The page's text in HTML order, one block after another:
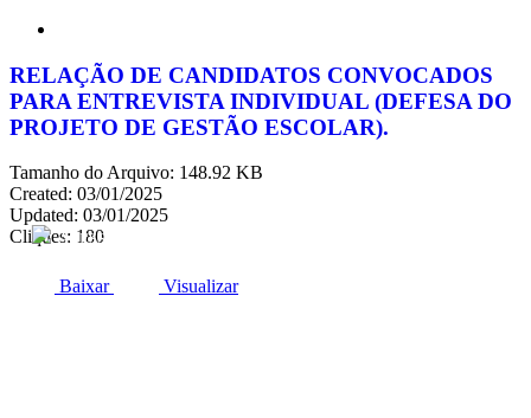
ACESSO À INFORMAÇÃO
RELAÇÃO DE CANDIDATOS CONVOCADOS
PARA ENTREVISTA INDIVIDUAL (DEFESA DO
PROJETO DE GESTÃO ESCOLAR).
Tamanho do Arquivo: 148.92 KB
Created: 03/01/2025
Updated: 03/01/2025
Cliques: 180
Baixar Visualizar